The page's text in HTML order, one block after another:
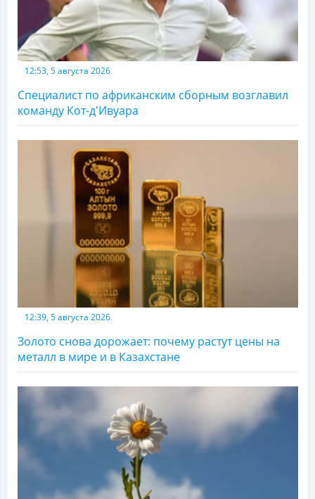
12:53, 5 августа 2026
Специалист по африканским сборным возглавил
команду Кот-д'Ивуара
12:39, 5 августа 2026
Золото снова дорожает: почему растут цены на
металл в мире и в Казахстане